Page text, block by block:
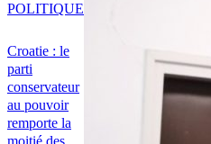
Croatie : le
parti
conservateur
au pouvoir
remporte la
POLITIQUE